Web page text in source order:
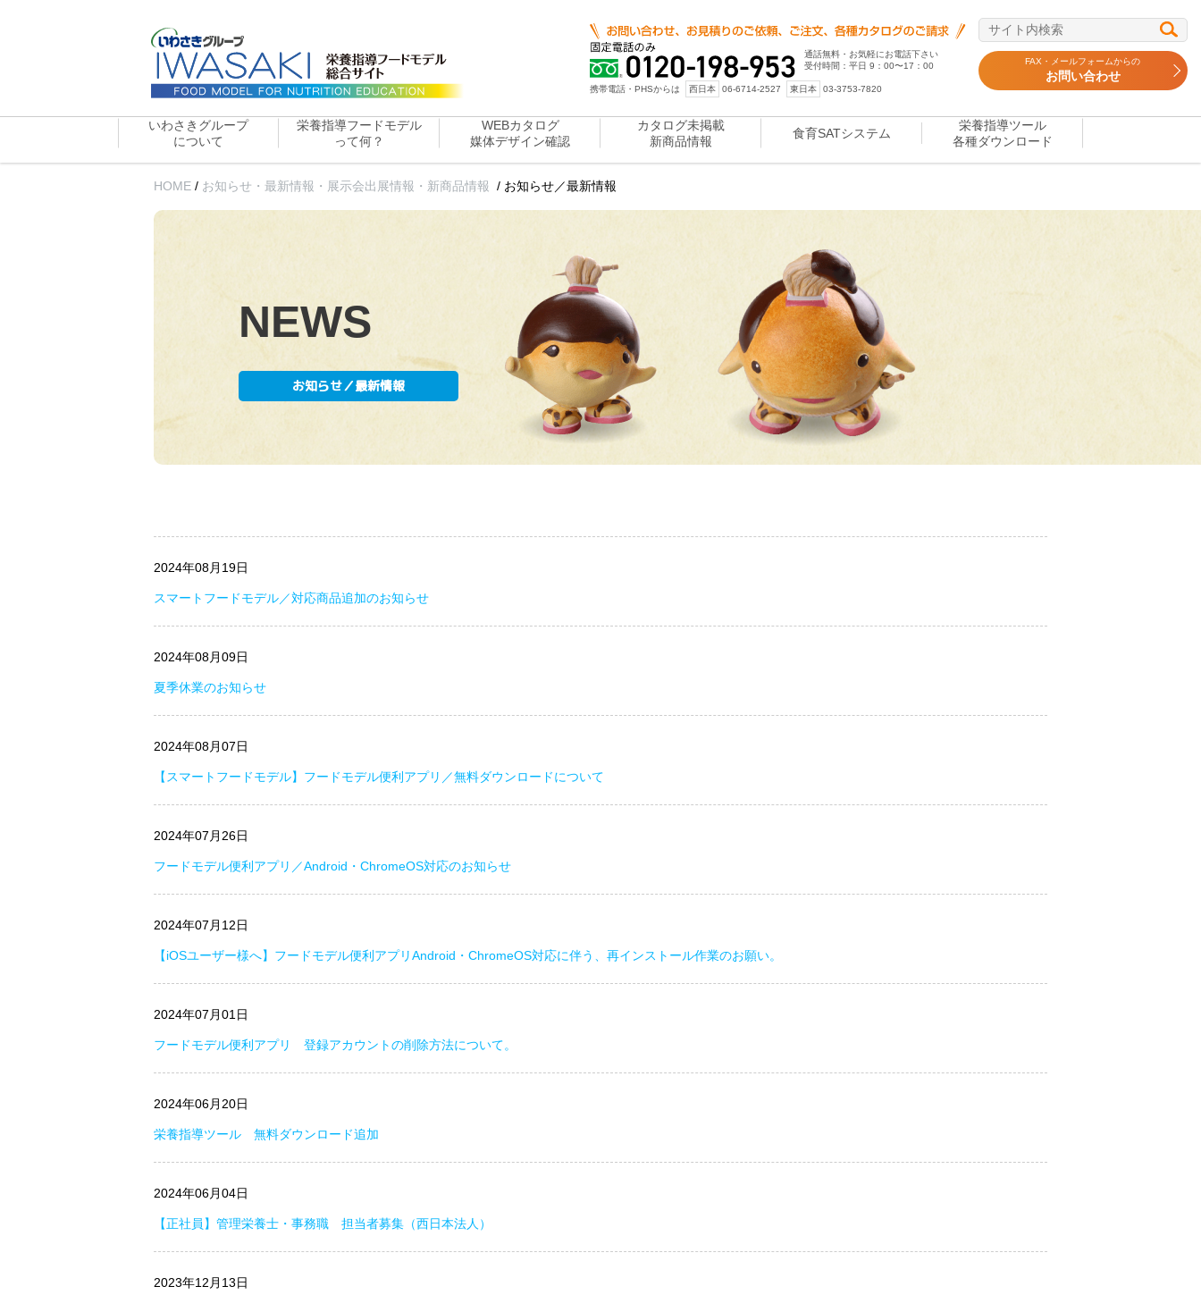
通話無料・お気軽にお電話下さい
受付時間：平日 9：00〜17：00
携帯電話・PHSからは 西日本 06-6714-2527 東日本 03-3753-7820
FAX・メールフォームからの
お問い合わせ
いわさきグループ
について
栄養指導フードモデル
って何？
WEBカタログ
媒体デザイン確認
カタログ未掲載
新商品情報
食育SATシステム
栄養指導ツール
各種ダウンロード
HOME / お知らせ・最新情報・展示会出展情報・新商品情報 / お知らせ／最新情報
NEWS
お知らせ／最新情報
2024年08月19日
スマートフードモデル／対応商品追加のお知らせ
2024年08月09日
夏季休業のお知らせ
2024年08月07日
【スマートフードモデル】フードモデル便利アプリ／無料ダウンロードについて
2024年07月26日
フードモデル便利アプリ／Android・ChromeOS対応のお知らせ
2024年07月12日
【iOSユーザー様へ】フードモデル便利アプリAndroid・ChromeOS対応に伴う、再インストール作業のお願い。
2024年07月01日
フードモデル便利アプリ 登録アカウントの削除方法について。
2024年06月20日
栄養指導ツール 無料ダウンロード追加
2024年06月04日
【正社員】管理栄養士・事務職 担当者募集（西日本法人）
2023年12月13日